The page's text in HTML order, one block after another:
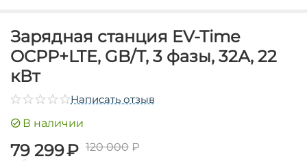
Зарядная станция EV-Time
OCPP+LTE, GB/T, 3 фазы, 32А, 22
кВт
Написать отзыв
В наличии
79 299₽ 120 000 ₽